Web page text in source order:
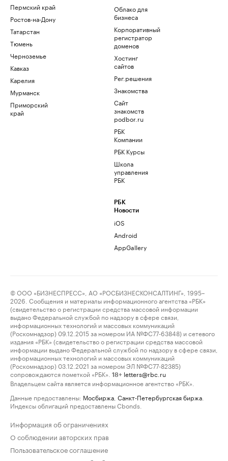
Пермский край
Ростов-на-Дону
Татарстан
Тюмень
Черноземье
Кавказ
Карелия
Мурманск
Приморский
край
Облако для
бизнеса
Корпоративный
регистратор
доменов
Хостинг
сайтов
Рег.решения
Знакомства
Сайт
знакомств
podbor.ru
РБК
Компании
РБК Курсы
Школа
управления
РБК
РБК
Новости
iOS
Android
AppGallery
© ООО «БИЗНЕСПРЕСС», АО «РОСБИЗНЕСКОНСАЛТИНГ», 1995–
2026. Сообщения и материалы информационного агентства «РБК»
(свидетельство о регистрации средства массовой информации
выдано Федеральной службой по надзору в сфере связи,
информационных технологий и массовых коммуникаций
(Роскомнадзор) 09.12.2015 за номером ИА №ФС77-63848) и сетевого
издания «РБК» (свидетельство о регистрации средства массовой
информации выдано Федеральной службой по надзору в сфере связи,
информационных технологий и массовых коммуникаций
(Роскомнадзор) 03.12.2021 за номером ЭЛ №ФС77-82385)
сопровождаются пометкой «РБК».
18+ letters@rbc.ru
Владельцем сайта является информационное агентство «РБК».
Данные предоставлены: Мосбиржа Санкт-Петербургская биржа
Индексы облигаций предоставлены Cbonds.
Информация об ограничениях
О соблюдении авторских прав
Пользовательское соглашение